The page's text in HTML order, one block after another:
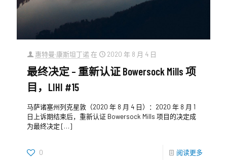
惠特曼·康斯坦丁诺在 2020 年 8 月 4 日
最终决定 – 重新认证 Bowersock Mills 项
目，LIHI #15
马萨诸塞州列克星敦（2020 年 8 月 4 日）：2020 年 8 月 1
日上诉期结束后，重新认证 Bowersock Mills 项目的决定成
为最终决定 […]
0 阅读更多